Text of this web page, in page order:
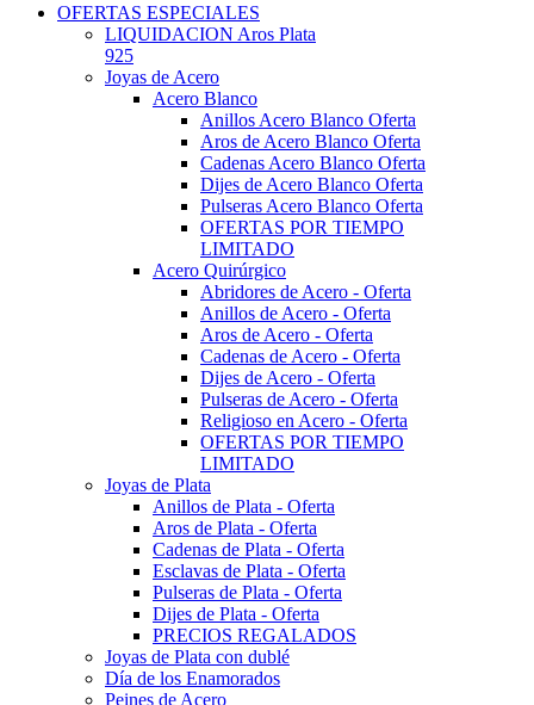
OFERTAS ESPECIALES
LIQUIDACION Aros Plata
925
Joyas de Acero
Acero Blanco
Anillos Acero Blanco Oferta
Aros de Acero Blanco Oferta
Cadenas Acero Blanco Oferta
Dijes de Acero Blanco Oferta
Pulseras Acero Blanco Oferta
OFERTAS POR TIEMPO
LIMITADO
Acero Quirúrgico
Abridores de Acero - Oferta
Anillos de Acero - Oferta
Aros de Acero - Oferta
Cadenas de Acero - Oferta
Dijes de Acero - Oferta
Pulseras de Acero - Oferta
Religioso en Acero - Oferta
OFERTAS POR TIEMPO
LIMITADO
Joyas de Plata
Anillos de Plata - Oferta
Aros de Plata - Oferta
Cadenas de Plata - Oferta
Esclavas de Plata - Oferta
Pulseras de Plata - Oferta
Dijes de Plata - Oferta
PRECIOS REGALADOS
Joyas de Plata con dublé
Día de los Enamorados
Peines de Acero